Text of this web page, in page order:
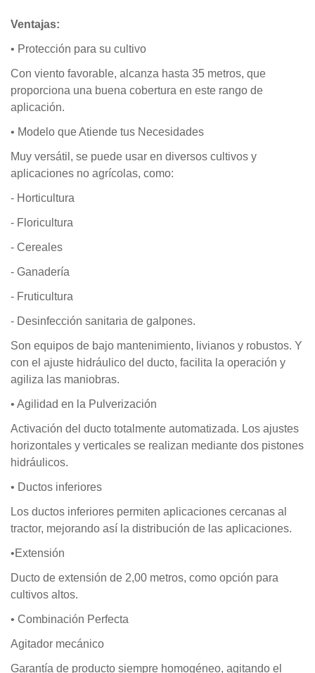
Ventajas:
• Protección para su cultivo
Con viento favorable, alcanza hasta 35 metros, que
proporciona una buena cobertura en este rango de
aplicación.
• Modelo que Atiende tus Necesidades
Muy versátil, se puede usar en diversos cultivos y
aplicaciones no agrícolas, como:
- Horticultura
- Floricultura
- Cereales
- Ganadería
- Fruticultura
- Desinfección sanitaria de galpones.
Son equipos de bajo mantenimiento, livianos y robustos. Y
con el ajuste hidráulico del ducto, facilita la operación y
agiliza las maniobras.
• Agilidad en la Pulverización
Activación del ducto totalmente automatizada. Los ajustes
horizontales y verticales se realizan mediante dos pistones
hidráulicos.
• Ductos inferiores
Los ductos inferiores permiten aplicaciones cercanas al
tractor, mejorando así la distribución de las aplicaciones.
•Extensión
Ducto de extensión de 2,00 metros, como opción para
cultivos altos.
• Combinación Perfecta
Agitador mecánico
Garantía de producto siempre homogéneo, agitando el